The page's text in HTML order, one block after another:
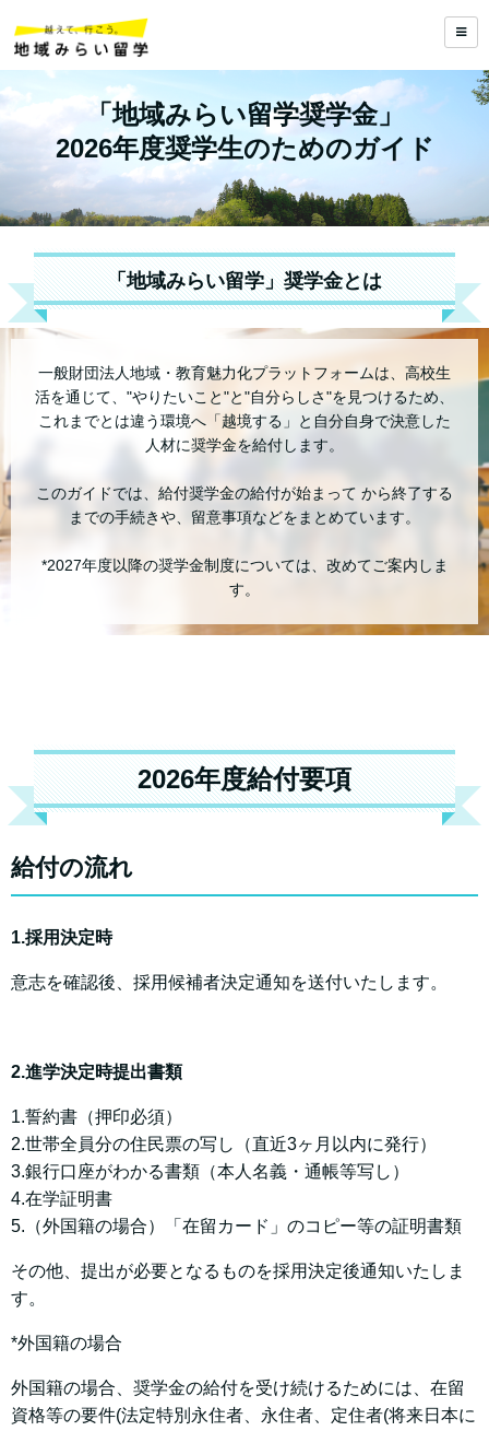
「地域みらい留学奨学金」
2026年度奨学生のためのガイド
「地域みらい留学」奨学金とは
一般財団法人地域・教育魅力化プラットフォームは、高校生
活を通じて、"やりたいこと"と"自分らしさ"を見つけるため、
これまでとは違う環境へ「越境する」と自分自身で決意した
人材に奨学金を給付します。
このガイドでは、給付奨学金の給付が始まって から終了する
までの手続きや、留意事項などをまとめています。
*2027年度以降の奨学金制度については、改めてご案内しま
す。
2026年度給付要項
給付の流れ
1.採用決定時
意志を確認後、採用候補者決定通知を送付いたします。
2.進学決定時提出書類
1.誓約書（押印必須）
2.世帯全員分の住民票の写し（直近3ヶ月以内に発行）
3.銀行口座がわかる書類（本人名義・通帳等写し）
4.在学証明書
5.（外国籍の場合）「在留カード」のコピー等の証明書類
その他、提出が必要となるものを採用決定後通知いたしま
す。
*外国籍の場合
外国籍の場合、奨学金の給付を受け続けるためには、在留
資格等の要件(法定特別永住者、永住者、定住者(将来日本に